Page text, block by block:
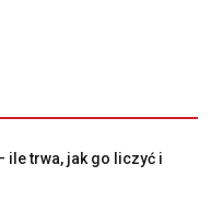
ile trwa, jak go liczyć i